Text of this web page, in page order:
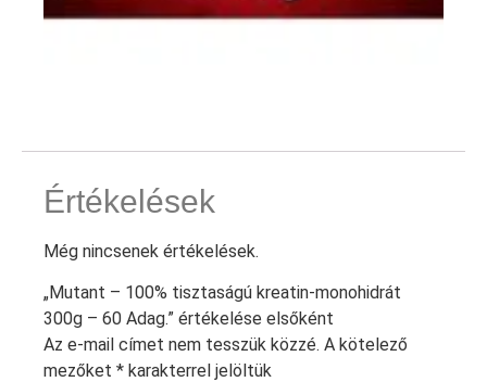
Értékelések
Még nincsenek értékelések.
„Mutant – 100% tisztaságú kreatin-monohidrát
300g – 60 Adag.” értékelése elsőként
Az e-mail címet nem tesszük közzé. A kötelező
mezőket * karakterrel jelöltük